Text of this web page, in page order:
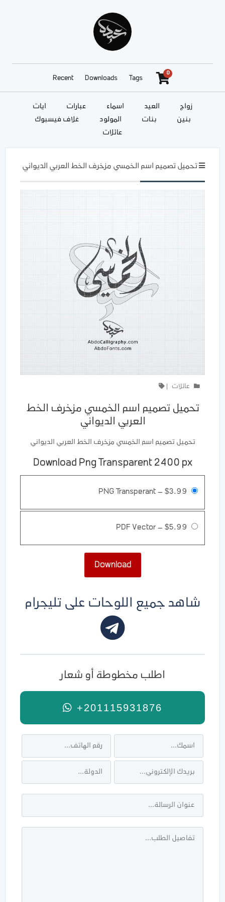
Recent Downloads Tags
0
آيات عبارات أسماء العيد
زواج
غلاف فيسبوك
المولود بنات
بنين
عائلات
تحميل تصميم اسم الخمسي مزخرف الخط العربي الديواني
عائلات
تحميل تصميم اسم الخمسي مزخرف الخط
العربي الديواني
تحميل تصميم اسم الخمسي مزخرف الخط العربي الديواني
Download Png Transparent 2400 px
PNG Transperant – $3.99
PDF Vector– $5.99
Download
شاهد جميع اللوحات على تليجرام
اطلب مخطوطة أو شعار
+201115931876